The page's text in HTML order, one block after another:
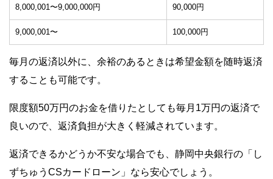
8,000,001〜9,000,000円 90,000円
9,000,001〜 100,000円
毎月の返済以外に、余裕のあるときは希望金額を随時返済
することも可能です。
限度額50万円のお金を借りたとしても毎月1万円の返済で
良いので、返済負担が大きく軽減されています。
返済できるかどうか不安な場合でも、静岡中央銀行の「し
ずちゅうCSカードローン」なら安心でしょう。